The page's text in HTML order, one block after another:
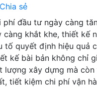
Chia sẻ
phí đầu tư ngày càng
càng khắt khe, thiết kế
tố quyết định hiệu quả
kế bài bản không chỉ
lượng xây dựng mà còn
tiết kiệm chi phí vận